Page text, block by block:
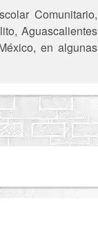
Comunitario,
Aguascalientes
en algunas